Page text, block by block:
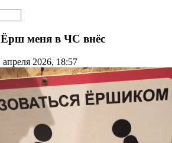
меня в ЧС внёс
апреля 2026, 18:57